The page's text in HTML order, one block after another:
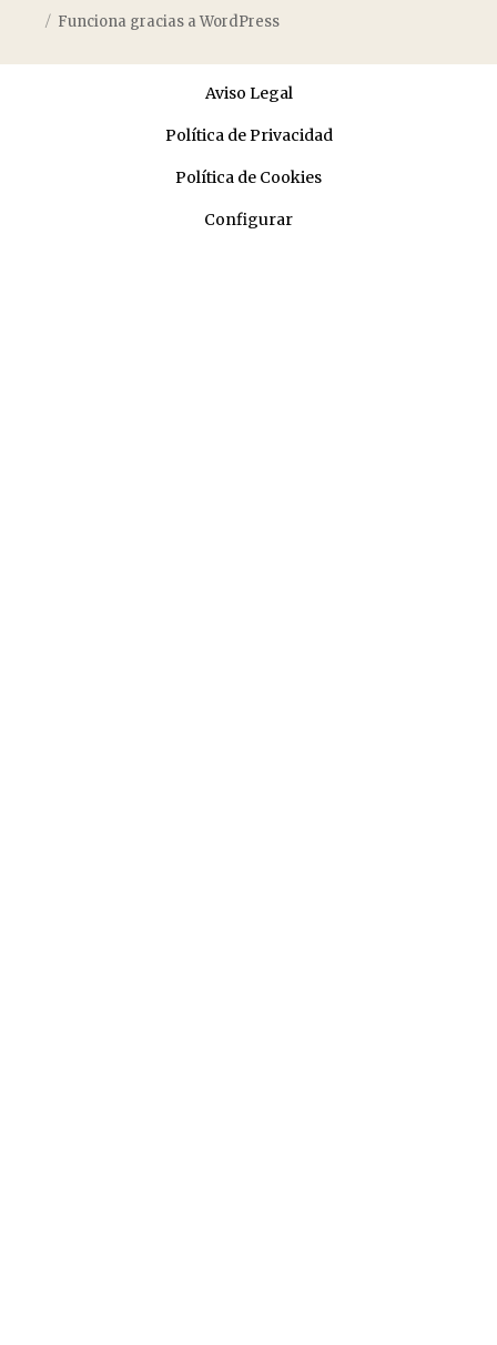
Funciona gracias a WordPress
Aviso Legal
Política de Privacidad
Política de Cookies
Configurar